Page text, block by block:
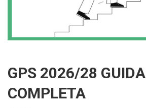
GPS 2026/28 GUIDA
COMPLETA